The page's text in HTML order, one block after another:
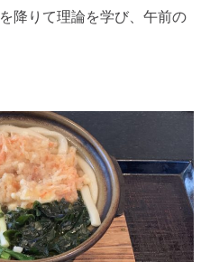
降りて理論を学び、午前の